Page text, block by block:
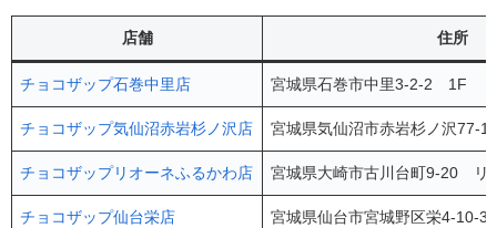
店舗 住所
チョコザップ石巻中里店 宮城県石巻市中里3-2-2 1F
チョコザップ気仙沼赤岩杉ノ沢店 宮城県気仙沼市赤岩杉ノ沢77-
チョコザップリオーネふるかわ店 宮城県大崎市古川台町9-20
チョコザップ仙台栄店 宮城県仙台市宮城野区栄4-